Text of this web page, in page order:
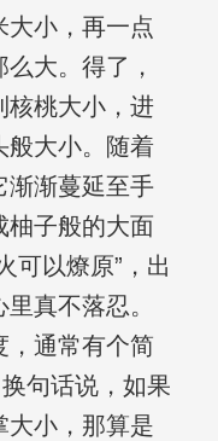
大小，再一点
大。得了，
核桃大小，进
般大小。随着
渐渐蔓延至手
柚子般的大面
可以燎原”，出
真不落忍。
，通常有个简
句话说，如果
大小，那算是